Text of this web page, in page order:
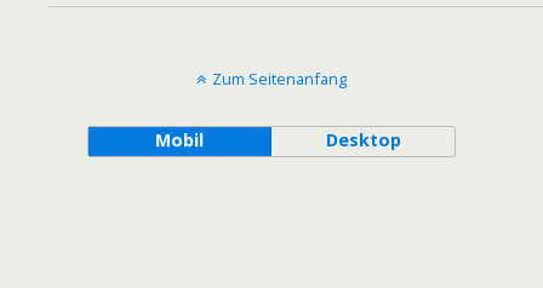
Zum Seitenanfang
Mobil Desktop